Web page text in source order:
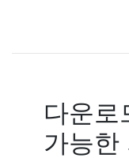
다운로
가능한